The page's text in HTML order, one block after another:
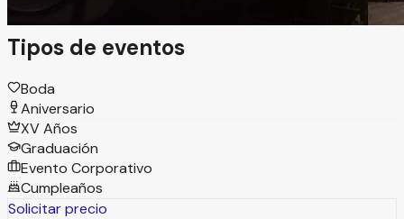
Tipos de eventos
Boda
Aniversario
XV Años
Graduación
Evento Corporativo
Cumpleaños
Solicitar precio